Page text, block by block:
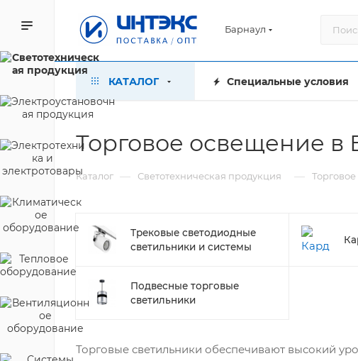
Барнаул
КАТАЛОГ Специальные условия
Торговое освещение в
Каталог — Светотехническая продукция —
Трековые светодиодные
светильники и системы
Подвесные торговые
светильники
Торговые светильники обеспечивают высокий